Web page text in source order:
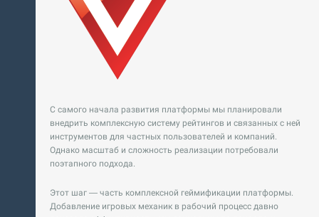
С самого начала развития платформы мы планировали
внедрить комплексную систему рейтингов и связанных с ней
инструментов для частных пользователей и компаний.
Однако масштаб и сложность реализации потребовали
поэтапного подхода.
Этот шаг — часть комплексной геймификации платформы.
Добавление игровых механик в рабочий процесс давно